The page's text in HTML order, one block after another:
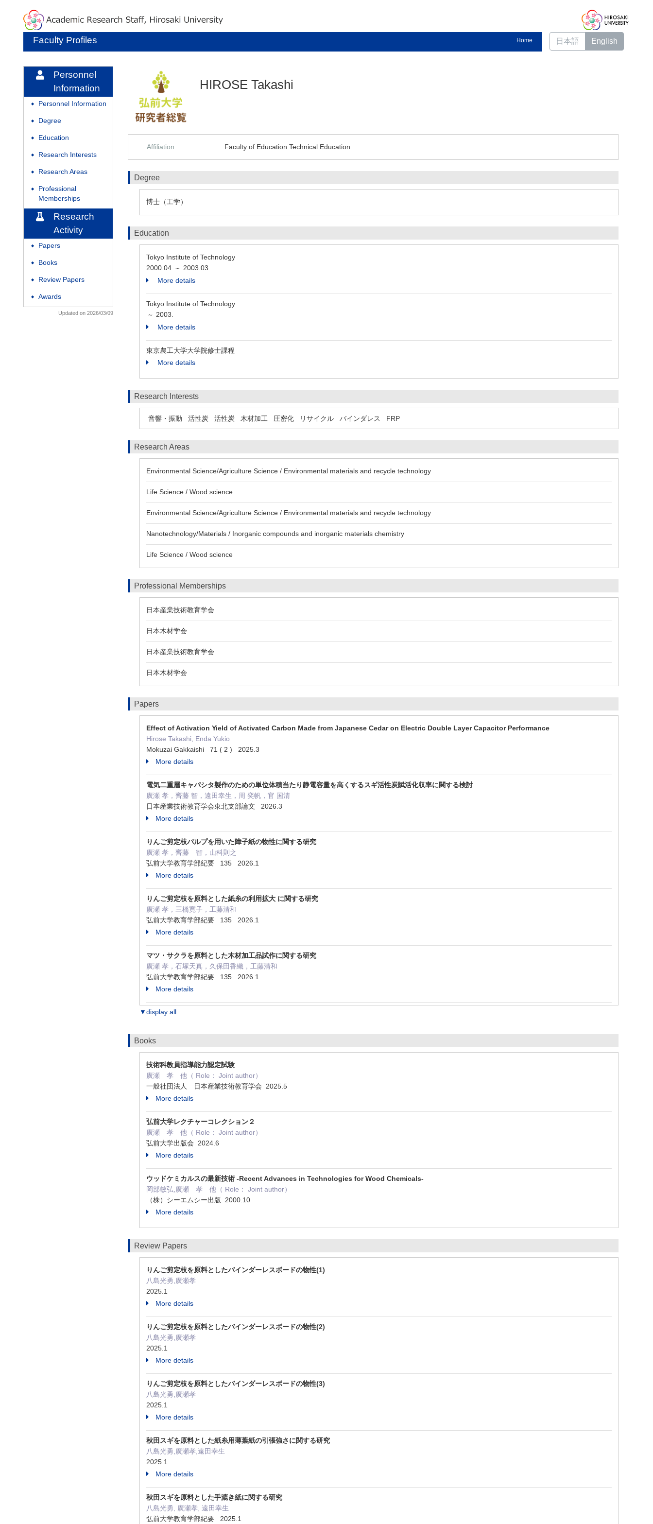
Faculty Profiles Home 日本語 English
Personnel
Information
◆ Personnel Information
◆ Degree
◆ Education
◆ Research Interests
◆ Research Areas
◆
Professional
Memberships
Research
Activity
◆ Papers
◆ Books
◆ Review Papers
◆ Awards
Updated on 2026/03/09
HIROSE Takashi
Affiliation Faculty of Education Technical Education
Degree
博士（工学）
Education
Tokyo Institute of Technology
2000.04 ～ 2003.03
More details
Tokyo Institute of Technology
～ 2003.
More details
東京農工大学大学院修士課程
More details
Research Interests
音響・振動 活性炭 活性炭 木材加工 圧密化 リサイクル バインダレス FRP
Research Areas
Environmental Science/Agriculture Science / Environmental materials and recycle technology
Life Science / Wood science
Environmental Science/Agriculture Science / Environmental materials and recycle technology
Nanotechnology/Materials / Inorganic compounds and inorganic materials chemistry
Life Science / Wood science
Professional Memberships
日本産業技術教育学会
日本木材学会
日本産業技術教育学会
日本木材学会
Papers
Effect of Activation Yield of Activated Carbon Made from Japanese Cedar on Electric Double Layer Capacitor Performance
Hirose Takashi, Enda Yukio
Mokuzai Gakkaishi 71 ( 2 ) 2025.3
More details
電気二重層キャパシタ製作のための単位体積当たり静電容量を高くするスギ活性炭賦活化収率に関する検討
廣瀬 孝，齊藤 智，遠田幸生，周 奕帆，官 国清
日本産業技術教育学会東北支部論文 2026.3
More details
りんご剪定枝パルプを用いた障子紙の物性に関する研究
廣瀬 孝，齊藤 智，山科則之
弘前大学教育学部紀要 135 2026.1
More details
りんご剪定枝を原料とした紙糸の利用拡大 に関する研究
廣瀬 孝，三橋寛子，工藤清和
弘前大学教育学部紀要 135 2026.1
More details
マツ・サクラを原料とした木材加工品試作に関する研究
廣瀬 孝，石塚天真，久保田香織，工藤清和
弘前大学教育学部紀要 135 2026.1
More details
▼display all
Books
技術科教員指導能力認定試験
廣瀬 孝 他（ Role： Joint author）
一般社団法人 日本産業技術教育学会 2025.5
More details
弘前大学レクチャーコレクション２
廣瀬 孝 他（ Role： Joint author）
弘前大学出版会 2024.6
More details
ウッドケミカルスの最新技術 -Recent Advances in Technologies for Wood Chemicals-
岡部敏弘,廣瀬 孝 他（ Role： Joint author）
（株）シーエムシー出版 2000.10
More details
Review Papers
りんご剪定枝を原料としたバインダーレスボードの物性(1)
八島光勇,廣瀬孝
2025.1
More details
りんご剪定枝を原料としたバインダーレスボードの物性(2)
八島光勇,廣瀬孝
2025.1
More details
りんご剪定枝を原料としたバインダーレスボードの物性(3)
八島光勇,廣瀬孝
2025.1
More details
秋田スギを原料とした紙糸用薄葉紙の引張強さに関する研究
八島光勇,廣瀬孝,遠田幸生
2025.1
More details
秋田スギを原料とした手漉き紙に関する研究
八島光勇, 廣瀬孝, 遠田幸生
弘前大学教育学部紀要 2025.1